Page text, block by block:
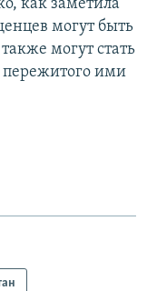
как заметила
могут быть
могут стать
пережитого ими